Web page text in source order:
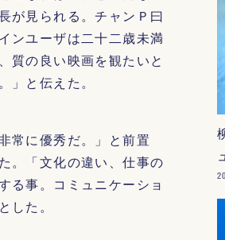
が見られる。チャンＰ曰
ンユーザは二十二歳未満
質の良い映画を観たいと
と伝えた。
常に優秀だ。」と前置
。「文化の違い、仕事の
る事。コミュニケーショ
た。